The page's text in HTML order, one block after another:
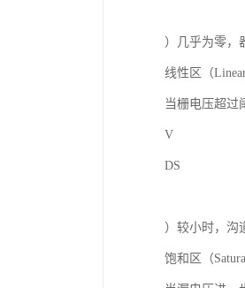
）几乎为零，
线性区（
当栅电压超过
V
DS
）较小时，沟
饱和区（